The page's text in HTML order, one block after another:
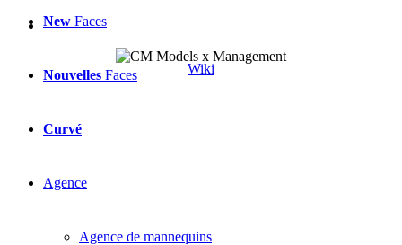
New Faces
Nouvelles Faces
Curvé
Agence
Agence de mannequins
Wiki